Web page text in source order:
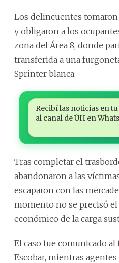
Los delincuentes
y obligaron a los
zona del Área 8, donde
transferida a una
Sprinter blanca.
Recibí las noticias en
al canal de ÚH en
Tras completar el
abandonaron a las
escaparon con las
momento no se precisó
económico de la carga
El caso fue comunicado
Escobar, mientras